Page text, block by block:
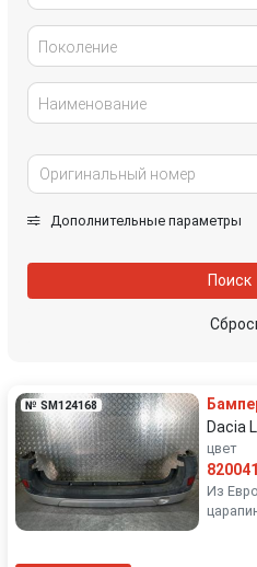
Поколение
Наименование
Дополнительные параметры
Поиск
№ SM124168
Dacia
цвет
Из